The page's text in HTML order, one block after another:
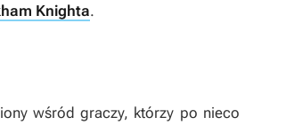
Knighta.
wśród graczy, którzy po nieco